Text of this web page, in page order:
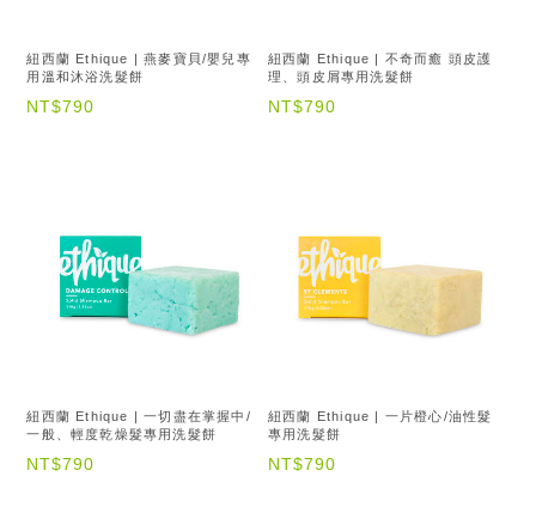
紐西蘭 Ethique | 燕麥寶貝/嬰兒專
用溫和沐浴洗髮餅
NT$790
紐西蘭 Ethique | 不奇而癒 頭皮護
理、頭皮屑專用洗髮餅
NT$790
紐西蘭 Ethique | 一切盡在掌握中/
一般、輕度乾燥髮專用洗髮餅
NT$790
紐西蘭 Ethique | 一片橙心/油性髮
專用洗髮餅
NT$790